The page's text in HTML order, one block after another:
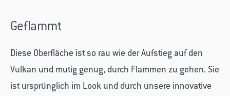
Geflammt
Diese Oberfläche ist so rau wie der Aufstieg auf den
Vulkan und mutig genug, durch Flammen zu gehen. Sie
ist ursprünglich im Look und durch unsere innovative